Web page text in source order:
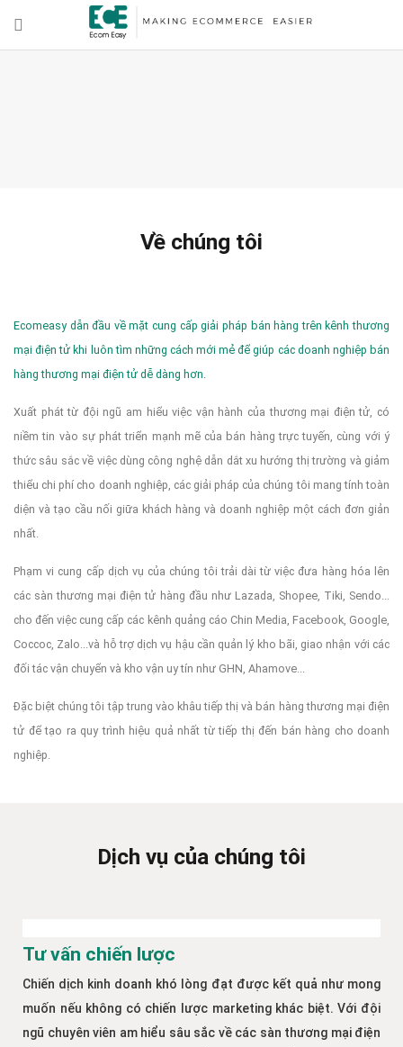
Về chúng tôi
Ecomeasy dẫn đầu về mặt cung cấp giải pháp bán hàng trên kênh thương
mại điện tử khi luôn tìm những cách mới mẻ để giúp các doanh nghiệp bán
hàng thương mại điện tử dễ dàng hơn.
Xuất phát từ đội ngũ am hiểu việc vận hành của thương mại điện tử, có
niềm tin vào sự phát triển mạnh mẽ của bán hàng trực tuyến, cùng với ý
thức sâu sắc về việc dùng công nghệ dẫn dắt xu hướng thị trường và giảm
thiểu chi phí cho doanh nghiệp, các giải pháp của chúng tôi mang tính toàn
diện và tạo cầu nối giữa khách hàng và doanh nghiệp một cách đơn giản
nhất.
Phạm vi cung cấp dịch vụ của chúng tôi trải dài từ việc đưa hàng hóa lên
các sàn thương mại điện tử hàng đầu như Lazada, Shopee, Tiki, Sendo...
cho đến việc cung cấp các kênh quảng cáo Chin Media, Facebook, Google,
Coccoc, Zalo...và hỗ trợ dịch vụ hậu cần quản lý kho bãi, giao nhận với các
đối tác vận chuyển và kho vận uy tín như GHN, Ahamove...
Đặc biệt chúng tôi tập trung vào khâu tiếp thị và bán hàng thương mại điện
tử để tạo ra quy trình hiệu quả nhất từ tiếp thị đến bán hàng cho doanh
nghiệp.
Dịch vụ của chúng tôi
Tư vấn chiến lược
Chiến dịch kinh doanh khó lòng đạt được kết quả như mong
muốn nếu không có chiến lược marketing khác biệt. Với đội
ngũ chuyên viên am hiểu sâu sắc về các sàn thương mại điện